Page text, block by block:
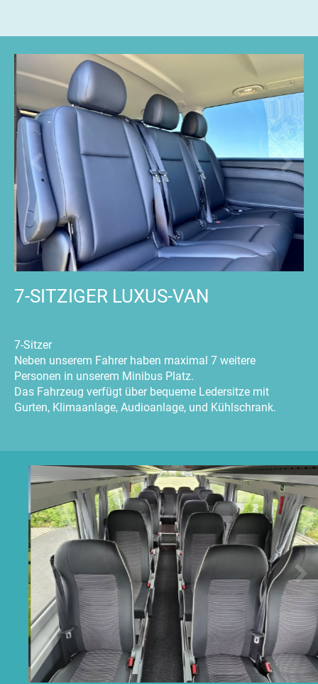
7-SITZIGER LUXUS-VAN
7-Sitzer
Neben unserem Fahrer haben maximal 7 weitere
Personen in unserem Minibus Platz.
Das Fahrzeug verfügt über bequeme Ledersitze mit
Gurten, Klimaanlage, Audioanlage, und Kühlschrank.